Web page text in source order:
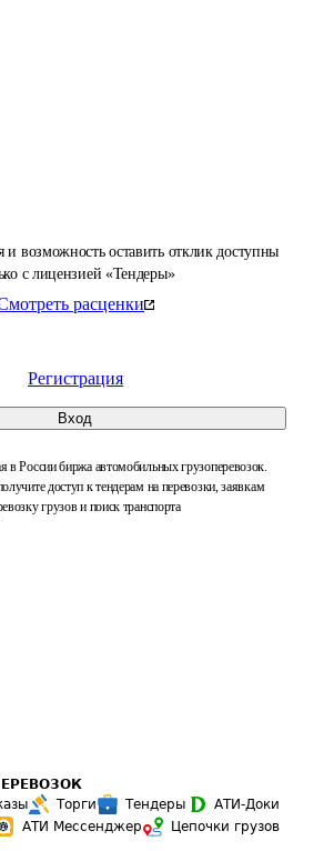
возможность оставить отклик доступны
с лицензией «Тендеры»
расценки
Регистрация
Вход
России биржа автомобильных грузоперевозок.
доступ к тендерам на перевозки, заявкам
грузов и поиск транспорта
Торги Тендеры
АТИ-Доки
АТИ Мессенджер
Цепочки грузов